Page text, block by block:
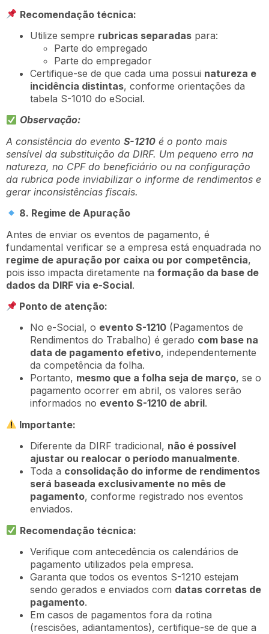
Recomendação técnica:
Utilize sempre rubricas separadas para:
Parte do empregado
Parte do empregador
Certifique-se de que cada uma possui natureza e
incidência distintas, conforme orientações da
tabela S-1010 do eSocial.
Observação:
A consistência do evento S-1210 é o ponto mais
sensível da substituição da DIRF. Um pequeno erro na
natureza, no CPF do beneficiário ou na configuração
da rubrica pode inviabilizar o informe de rendimentos e
gerar inconsistências fiscais.
8. Regime de Apuração
Antes de enviar os eventos de pagamento, é
fundamental verificar se a empresa está enquadrada no
regime de apuração por caixa ou por competência,
pois isso impacta diretamente na formação da base de
dados da DIRF via e-Social.
Ponto de atenção:
No e-Social, o evento S-1210 (Pagamentos de
Rendimentos do Trabalho) é gerado com base na
data de pagamento efetivo, independentemente
da competência da folha.
Portanto, mesmo que a folha seja de março, se o
pagamento ocorrer em abril, os valores serão
informados no evento S-1210 de abril.
Importante:
Diferente da DIRF tradicional, não é possível
ajustar ou realocar o período manualmente.
Toda a consolidação do informe de rendimentos
será baseada exclusivamente no mês de
pagamento, conforme registrado nos eventos
enviados.
Recomendação técnica:
Verifique com antecedência os calendários de
pagamento utilizados pela empresa.
Garanta que todos os eventos S-1210 estejam
sendo gerados e enviados com datas corretas de
pagamento.
Em casos de pagamentos fora da rotina
(rescisões, adiantamentos), certifique-se de que a